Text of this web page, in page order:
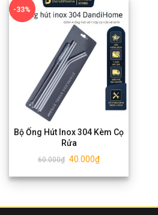
-33%
Bộ Ống Hút Inox 304 Kèm Cọ
Rửa
60.000₫ 40.000₫